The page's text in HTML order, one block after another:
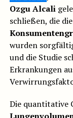
Ozgu Alcali
schließen, die die
wurden
und die Studie
Erkrankungen
Die quantitative